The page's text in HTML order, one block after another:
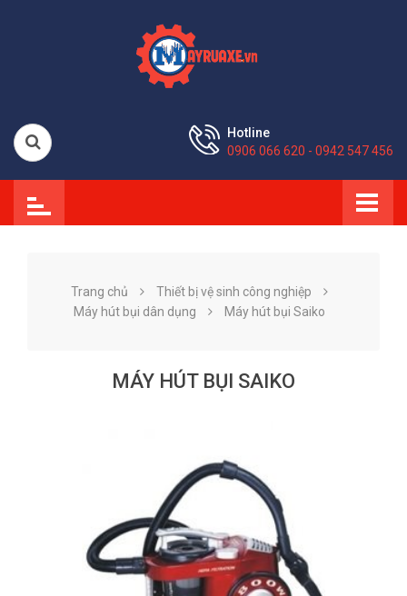
Hotline
0906 066 620 - 0942 547 456
Trang chủ
Thiết bị vệ sinh công nghiệp
Máy hút bụi dân dụng
Máy hút bụi Saiko
MÁY HÚT BỤI SAIKO